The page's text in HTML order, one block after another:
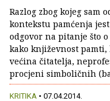
Razlog zbog kojeg sam
kontekstu pamćenja
odgovor na pitanje što
kako književnost
većina čitatelja,
procjeni simboličnih
KRITIKA • 07.04.2014.